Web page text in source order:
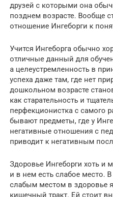
друзей с которыми она
позднем возрасте. Вообще
отношение Ингеборги к
Учится Ингеборга обычно
отличные данный для
а целеустремленность в
успеха даже там, где нет
дошкольном возрасте
как старательность и
перфекционистка с самого
бывают предметы, где у
негативные отношения с
приводит к негативным
Здоровье Ингеборги хоть и
и в нем есть слабое место.
слабым местом в здоровье
кишечный тракт. Ей стоит